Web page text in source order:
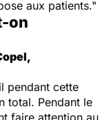
aux patients."
on
pendant cette
total. Pendant le